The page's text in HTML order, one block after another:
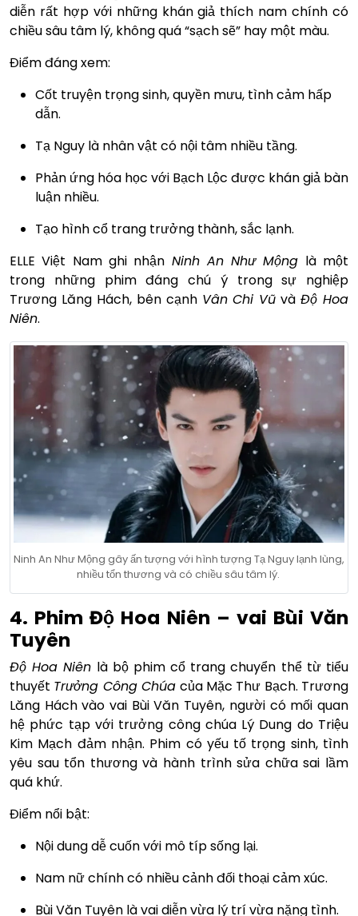
diễn rất hợp với những khán giả thích nam chính có
chiều sâu tâm lý, không quá “sạch sẽ” hay một màu.
Điểm đáng xem:
Cốt truyện trọng sinh, quyền mưu, tình cảm hấp
dẫn.
Tạ Nguy là nhân vật có nội tâm nhiều tầng.
Phản ứng hóa học với Bạch Lộc được khán giả bàn
luận nhiều.
Tạo hình cổ trang trưởng thành, sắc lạnh.
ELLE Việt Nam ghi nhận Ninh An Như Mộng là một
trong những phim đáng chú ý trong sự nghiệp
Trương Lăng Hách, bên cạnh Vân Chi Vũ vàĐộ Hoa
Niên.
Ninh An Như Mộng gây ấn tượng với hình tượng Tạ Nguy lạnh lùng,
nhiều tổn thương và có chiều sâu tâm lý.
4. Phim Độ Hoa Niên – vai Bùi Văn
Tuyên
Độ Hoa Niên là bộ phim cổ trang chuyển thể từ tiểu
thuyết Trưởng Công Chúa của Mặc Thư Bạch. Trương
Lăng Hách vào vai Bùi Văn Tuyên, người có mối quan
hệ phức tạp với trưởng công chúa Lý Dung do Triệu
Kim Mạch đảm nhận. Phim có yếu tố trọng sinh, tình
yêu sau tổn thương và hành trình sửa chữa sai lầm
quá khứ.
Điểm nổi bật:
Nội dung dễ cuốn với mô típ sống lại.
Nam nữ chính có nhiều cảnh đối thoại cảm xúc.
Bùi Văn Tuyên là vai diễn vừa lý trí vừa nặng tình.